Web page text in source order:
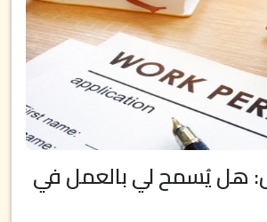
هل يُسمح لي بالعمل في